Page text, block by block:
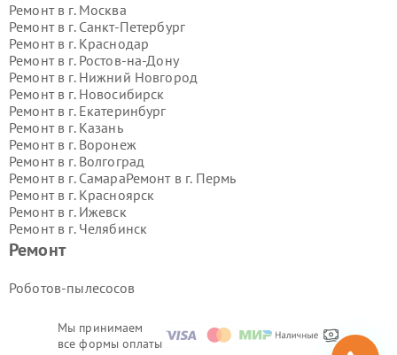
Мы принимаем
все формы оплаты
Ремонт
Роботов-пылесосов
Ремонт в г. Москва
Ремонт в г. Санкт-Петербург
Ремонт в г. Краснодар
Ремонт в г. Ростов-на-Дону
Ремонт в г. Нижний Новгород
Ремонт в г. Новосибирск
Ремонт в г. Екатеринбург
Ремонт в г. Казань
Ремонт в г. Воронеж
Ремонт в г. Волгоград
Ремонт в г. СамараРемонт в г. Пермь
Ремонт в г. Красноярск
Ремонт в г. Ижевск
Ремонт в г. Челябинск
Ремонт в г.
Ремонт в г.
Ремонт в г.Саратов
Ремонт в г. Тольятти
Ремонт в г. Хабаровск